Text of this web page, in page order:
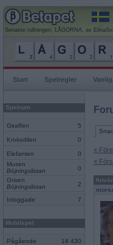
Senaste rullningen, LÅGORNA, av
Start Spelregler
Spelrum
Giraffen 5
Krokodilen 0
Elefanten
0
Musen
Böjningslistan
0
Grisen
Böjningslistan
2
Inloggade 7
Mobilspel
Pågående 18 430
«
«